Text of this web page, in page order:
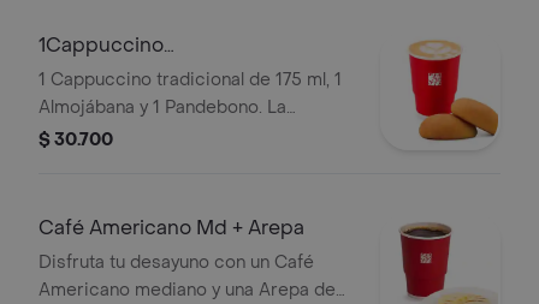
1Cappuccino
175ml+1Almojabana+1Pandebono
1 Cappuccino tradicional de 175 ml, 1
Almojábana y 1 Pandebono. La
presentación del Cappuccino puede
durante el transporte para pedidos a
$ 30.700
Café Americano Md + Arepa
Disfruta tu desayuno con un Café
Americano mediano y una Arepa de